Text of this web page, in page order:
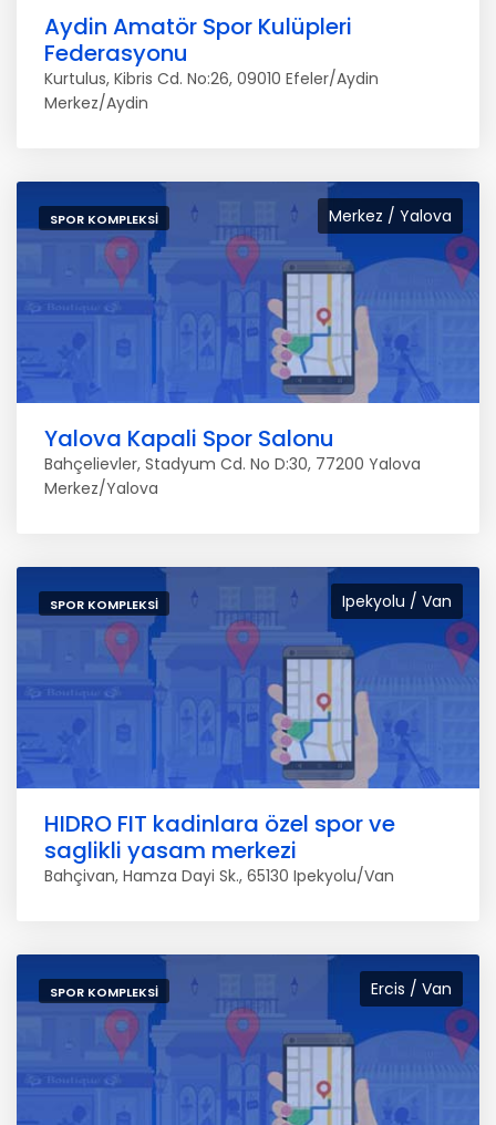
Aydin Amatör Spor Kulüpleri
Federasyonu
Kurtulus, Kibris Cd. No:26, 09010 Efeler/Aydin
Merkez/Aydin
Merkez / Yalova
SPOR KOMPLEKSI
Yalova Kapali Spor Salonu
Bahçelievler, Stadyum Cd. No D:30, 77200 Yalova
Merkez/Yalova
Ipekyolu / Van
SPOR KOMPLEKSI
HIDRO FIT kadinlara özel spor ve
saglikli yasam merkezi
Bahçivan, Hamza Dayi Sk., 65130 Ipekyolu/Van
Ercis / Van
SPOR KOMPLEKSI